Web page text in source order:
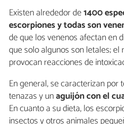
Existen alrededor de1400
escorpiones y todas son
de que los venenos afectan en
que solo algunos son letales;
provocan reacciones de
En general, se caracterizan por
tenazas y unaguijón con el
En cuanto a su dieta, los